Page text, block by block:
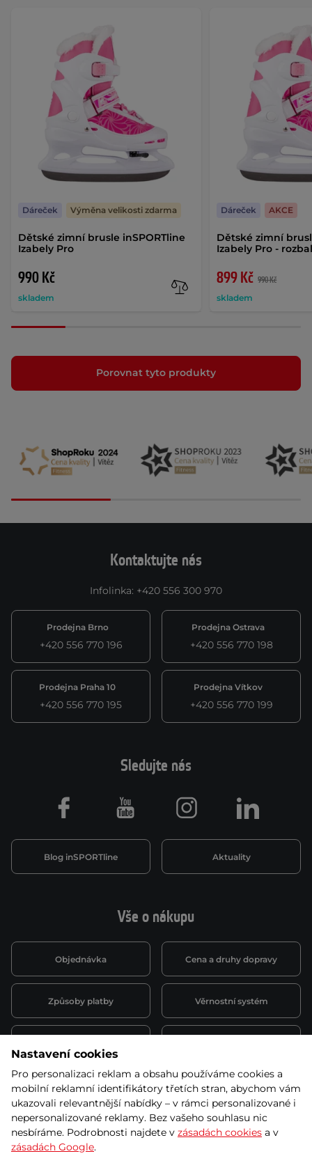
Dětské zimní brusle inSPORTline
Izabely Pro
990 Kč
skladem
Dáreček Výměna velikosti zdarma
Dětské zimní
Izabely Pro -
899 Kč 990 Kč
skladem
Dáreček AKCE
Porovnat tyto produkty
Kontaktujte nás
Infolinka: +420 556 300 970
Prodejna Brno
+420 556 770 196
Prodejna Ostrava
+420 556 770 198
Prodejna Praha 10
+420 556 770 195
Prodejna Vítkov
+420 556 770 199
Vše o nákupu
Objednávka Cena a druhy dopravy
Způsoby platby Věrnostní systém
Půjčovna
obchodní podmínky
Kariéra
Sledujte nás
Blog inSPORTline Aktuality
Facebook Youtube Instagram LinkedIn
Nastavení cookies
Pro personalizaci reklam a obsahu používáme cookies a
mobilní reklamní identifikátory třetích stran, abychom vám
ukazovali relevantnější nabídky – v rámci personalizované i
nepersonalizované reklamy. Bez vašeho souhlasu nic
nesbíráme. Podrobnosti najdete v zásadách cookies a v
zásadách Google.